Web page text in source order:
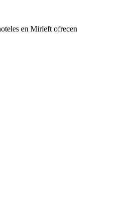
en Mirleft ofrecen